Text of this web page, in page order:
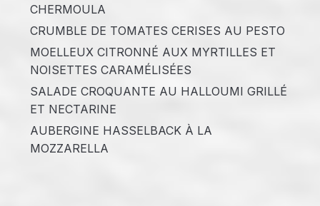
CHERMOULA
CRUMBLE DE TOMATES CERISES AU PESTO
MOELLEUX CITRONNÉ AUX MYRTILLES ET
NOISETTES CARAMÉLISÉES
SALADE CROQUANTE AU HALLOUMI GRILLÉ
ET NECTARINE
AUBERGINE HASSELBACK À LA
MOZZARELLA